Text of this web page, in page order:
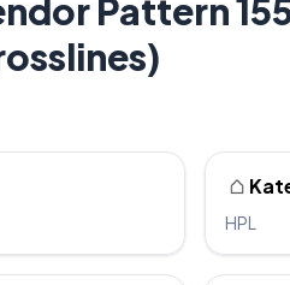
Pattern
HPL